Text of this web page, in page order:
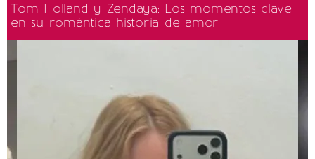
Tom Holland y Zendaya: Los momentos clave
en su romántica historia de amor